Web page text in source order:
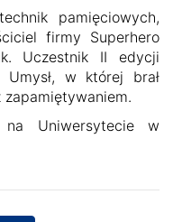
pamięciowych,
firmy Superhero
Uczestnik II edycji
w której brał
zapamiętywaniem.
na Uniwersytecie w